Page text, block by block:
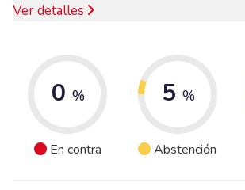
Ver detalles
0 %
En contra
5 %
Abstención